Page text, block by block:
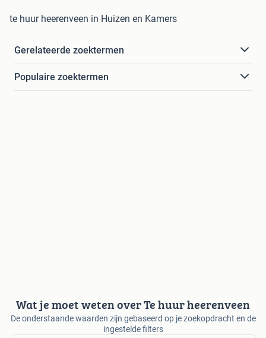
te huur heerenveen in Huizen en Kamers
Gerelateerde zoektermen
Populaire zoektermen
Wat je moet weten over Te huur heerenveen
De onderstaande waarden zijn gebaseerd op je zoekopdracht en de
ingestelde filters